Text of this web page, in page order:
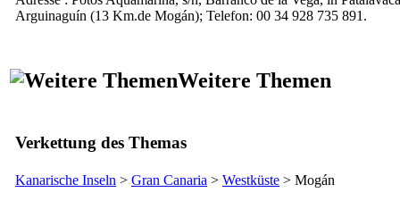
Arguinaguín (13 Km.de Mogán); Telefon: 00 34 928 735 891.
Weitere Themen
Verkettung des Themas
Kanarische Inseln > Gran Canaria > Westküste > Mogán